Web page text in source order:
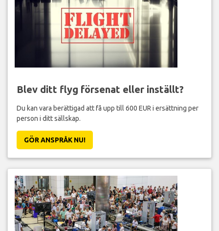
Blev ditt flyg försenat eller inställt?
Du kan vara berättigad att få upp till 600 EUR i ersättning per
person i ditt sällskap.
GÖR ANSPRÅK NU!